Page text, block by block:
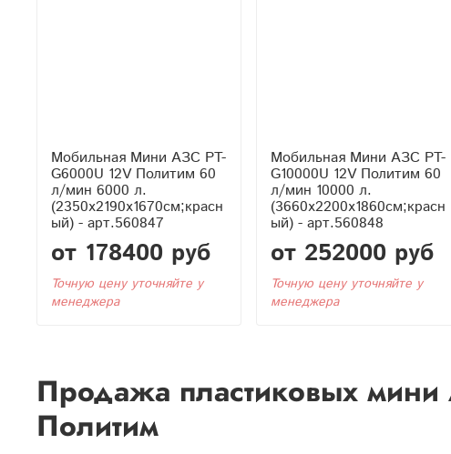
Мобильная Мини АЗС PT-
G6000U 12V Политим 60
л/мин 6000 л.
(2350x2190x1670см;красн
ый) - арт.560847
от 178400 руб
Точную цену уточняйте у
менеджера
Мобильная Мини АЗС PT-
G10000U 12V Политим 60
л/мин 10000 л.
(3660x2200x1860см;красн
ый) - арт.560848
от 252000 руб
Точную цену уточняйте у
менеджера
Продажа пластиковых мини
Политим